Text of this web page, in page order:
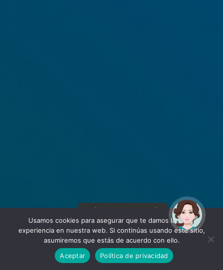
Usamos cookies para asegurar que te damos la mejor
experiencia en nuestra web. Si continúas usando este sitio,
asumiremos que estás de acuerdo con ello.
Aceptar
Política de privacidad
¡Hola! Soy Noy. ¿Puedo
ayudarte?